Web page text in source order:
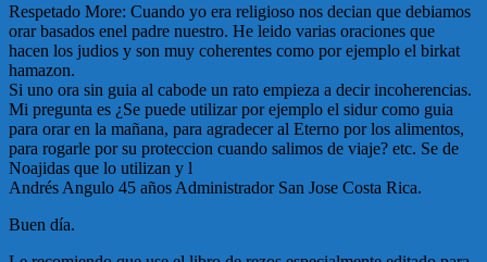
Respetado More: Cuando yo era religioso nos decian que debiamos
orar basados enel padre nuestro. He leido varias oraciones que
hacen los judios y son muy coherentes como por ejemplo el birkat
hamazon.
Si uno ora sin guia al cabode un rato empieza a decir incoherencias.
Mi pregunta es ¿Se puede utilizar por ejemplo el sidur como guia
para orar en la mañana, para agradecer al Eterno por los alimentos,
para rogarle por su proteccion cuando salimos de viaje? etc. Se de
Noajidas que lo utilizan y l
Andrés Angulo 45 años Administrador San Jose Costa Rica.
Buen día.